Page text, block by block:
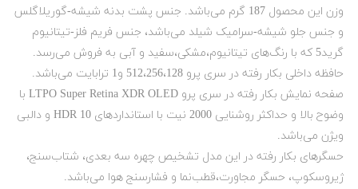
وزن این محصول 187 گرم می‌باشد. جنس پشت بدنه شیشه-گوریلاگلس
و جنس جلو شیشه-سرامیک شیلد می‌باشد، جنس فریم فلز-تیتانیوم
گرید5 که با رنگ‌های تیتانیوم،مشکی،سفید و آبی به فروش می‌رسد.
حافظه داخلی بکار رفته در سری پرو 512،256،128 و1 ترابایت می‌باشد.
صفحه نمایش بکار رفته در سری پرو LTPO Super Retina XDR OLED با
وضوح بالا و حداکثر روشنایی 2000 نیت با استانداردهای HDR 10 و دالبی
ویژن می‌باشد.
حسگرهای بکار رفته در این مدل تشخیص چهره سه‌ بعدی، شتاب‌سنج،
ژیروسکوپ، حسگر مجاورت،قطب‌نما و فشارسنج هوا می‌باشد.